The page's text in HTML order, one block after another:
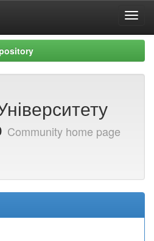
Community home page